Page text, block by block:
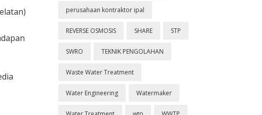
perusahaan kontraktor ipal
REVERSE OSMOSIS SHARE STP
SWRO TEKNIK PENGOLAHAN
Waste Water Treatment
Water Engineering Watermaker